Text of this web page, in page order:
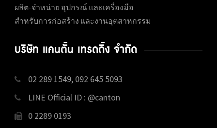
ผลิต-จำหน่าย อุปกรณ์ และเครื่องมือ
สำหรับการก่อสร้าง และงานอุตสาหกรรม
บริษัท แคนตั้น เทรดดิ้ง จำกัด
02 289 1549, 092 645 5093
LINE Official ID : @canton
0 2289 0193